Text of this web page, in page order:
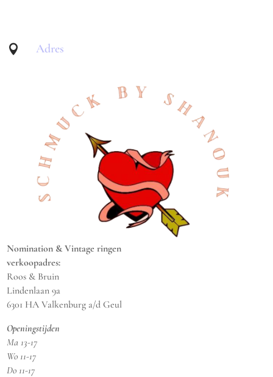
 Adres
Nomination & Vintage ringen
verkoopadres:
Roos & Bruin
Lindenlaan 9a
6301 HA Valkenburg a/d Geul
Openingstijden
Ma 13-17
Wo 11-17
Do 11-17